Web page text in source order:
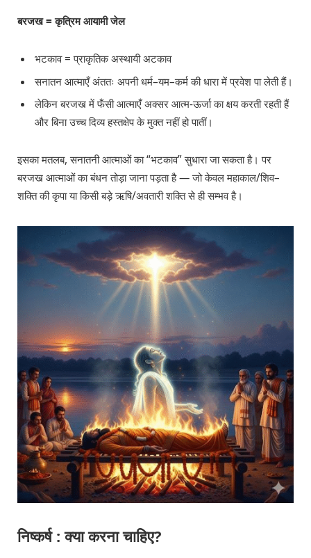
बरजख = कृत्रिम आयामी जेल
भटकाव = प्राकृतिक अस्थायी अटकाव
सनातन आत्माएँ अंततः अपनी धर्म–यम–कर्म की धारा में प्रवेश पा लेती हैं।
लेकिन बरजख में फँसी आत्माएँ अक्सर आत्म-ऊर्जा का क्षय करती रहती हैं
और बिना उच्च दिव्य हस्तक्षेप के मुक्त नहीं हो पातीं।
इसका मतलब, सनातनी आत्माओं का “भटकाव” सुधारा जा सकता है। पर
बरजख आत्माओं का बंधन तोड़ा जाना पड़ता है — जो केवल महाकाल/शिव–
शक्ति की कृपा या किसी बड़े ऋषि/अवतारी शक्ति से ही सम्भव है।
निष्कर्ष : क्या करना चाहिए?